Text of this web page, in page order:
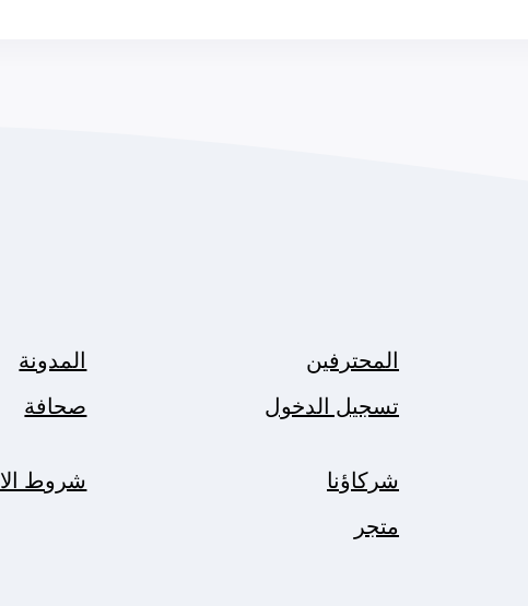
المحترفين
المدونة
تسجيل الدخول صحافة
شركاؤنا
شروط
متجر